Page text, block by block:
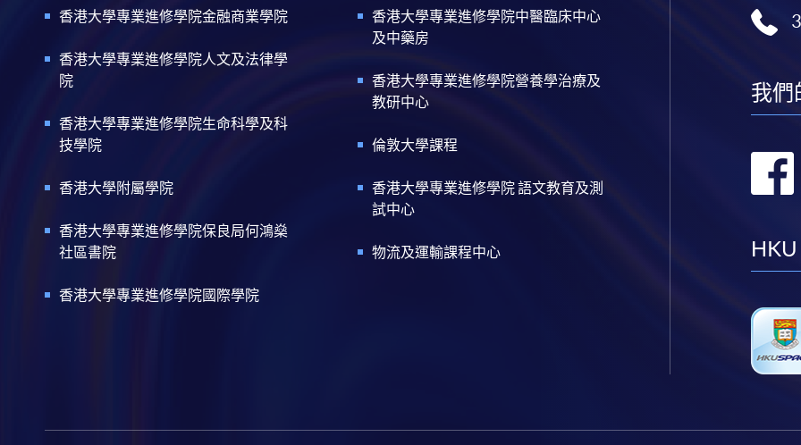
香港大學專業進修學院金融商業學院
香港大學專業進修學院人文及法律學
院
香港大學專業進修學院生命科學及科
技學院
香港大學附屬學院
香港大學專業進修學院保良局何鴻燊
社區書院
香港大學專業進修學院國際學院
香港大學專業進修學院中醫臨床中心
及中藥房
香港大學專業進修學院營養學治療及
教研中心
倫敦大學課程
香港大學專業進修學院 語文教育及測
試中心
物流及運輸課程中心
我們
HKU